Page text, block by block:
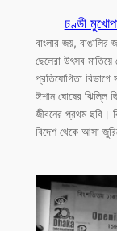
চণ্ডী
বাংলার জয়,
ছেলেরা উৎসব
প্রতিযোগিতা বিভাগে
ঈশান ঘোষের ঝিল্লি
জীবনের প্রথম ছবি।
বিদেশ থেকে আসা